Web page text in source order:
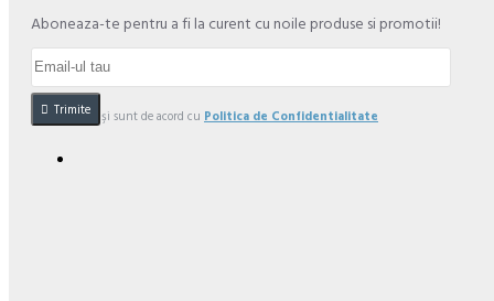
Aboneaza-te pentru a fi la curent cu noile produse si promotii!
Trimite
Am citit şi sunt de acord cu Politica de Confidentialitate